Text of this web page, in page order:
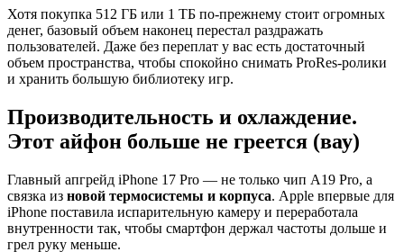
Хотя покупка 512 ГБ или 1 ТБ по-прежнему стоит огромных
денег, базовый объем наконец перестал раздражать
пользователей. Даже без переплат у вас есть достаточный
объем пространства, чтобы спокойно снимать ProRes-ролики
и хранить большую библиотеку игр.
Производительность и охлаждение.
Этот айфон больше не греется (вау)
Главный апгрейд iPhone 17 Pro — не только чип A19 Pro, а
связка из новой термосистемы и корпуса. Apple впервые для
iPhone поставила испарительную камеру и переработала
внутренности так, чтобы смартфон держал частоты дольше и
грел руку меньше.